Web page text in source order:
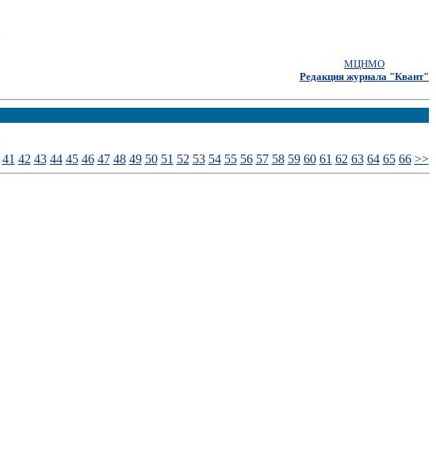
МЦНМО
Редакция журнала "Квант"
41 42 43 44 45 46 47 48 49 50 51 52 53 54 55 56 57 58 59 60 61 62 63 64 65 66 >>